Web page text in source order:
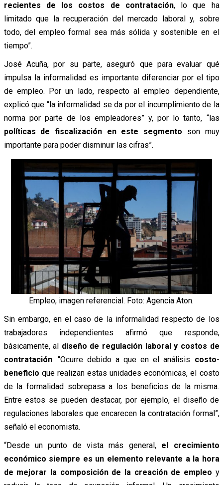
recientes de los costos de contratación, lo que ha
limitado que la recuperación del mercado laboral y, sobre
todo, del empleo formal sea más sólida y sostenible en el
tiempo”.
José Acuña, por su parte, aseguró que para evaluar qué
impulsa la informalidad es importante diferenciar por el tipo
de empleo. Por un lado, respecto al empleo dependiente,
explicó que “la informalidad se da por el incumplimiento de la
norma por parte de los empleadores” y, por lo tanto, “las
políticas de fiscalización en este segmento son muy
importante para poder disminuir las cifras”.
Empleo, imagen referencial. Foto: Agencia Aton.
Sin embargo, en el caso de la informalidad respecto de los
trabajadores independientes afirmó que responde,
básicamente, al diseño de regulación laboral y costos de
contratación. “Ocurre debido a que en el análisis costo-
beneficio que realizan estas unidades económicas, el costo
de la formalidad sobrepasa a los beneficios de la misma.
Entre estos se pueden destacar, por ejemplo, el diseño de
regulaciones laborales que encarecen la contratación formal”,
señaló el economista.
“Desde un punto de vista más general, el crecimiento
económico siempre es un elemento relevante a la hora
de mejorar la composición de la creación de empleo y